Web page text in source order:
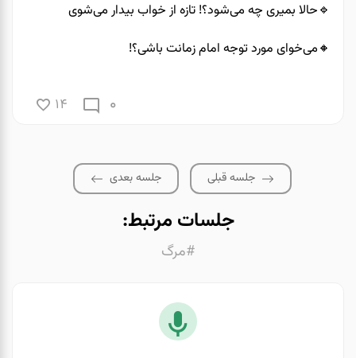
🔹️حالا بمیری چه می‌شود؟! تازه از خواب بیدار می‌شوی
🔸️می‌خوای مورد توجه امام زمانت باشی؟!
0
14
جلسه قبلی جلسه بعدی
جلسات مرتبط:
#مرگ